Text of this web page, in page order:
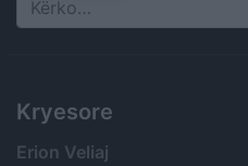
Search
Kryesore
Erion Veliaj